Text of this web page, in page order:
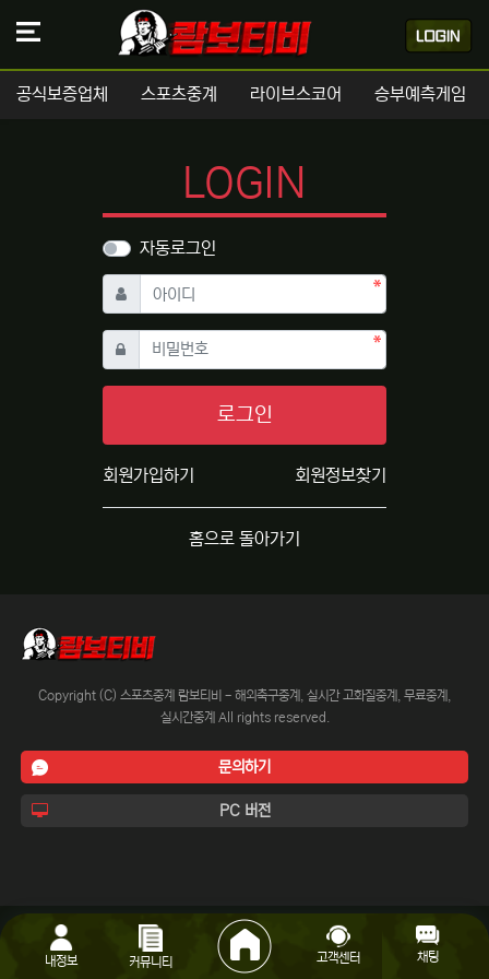
공식보증업체 스포츠중계 라이브스코어 승부예측게임
LOGIN
자동로그인
아이디 필수
비밀번호필수
로그인
회원가입하기 회원정보찾기
홈으로 돌아가기
Copyright (C) 스포츠중계 람보티비 - 해외축구중계, 실시간 고화질중계, 무료중계,
실시간중계 All rights reserved.
문의하기
PC 버전
내정보 커뮤니티 고객센터 채팅